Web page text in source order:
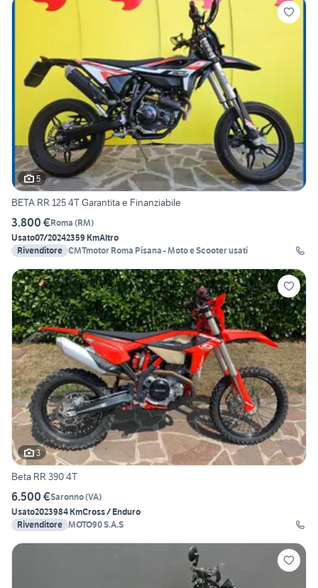
5
BETA RR 125 4T Garantita e Finanziabile
3.800 €Roma (RM)
Usato07/20242359 KmAltro
Rivenditore CMTmotor Roma Pisana - Moto e Scooter usati
3
Beta RR 390 4T
6.500 €Saronno(VA)
Usato2023984 KmCross / Enduro
Rivenditore MOTO90 S.A.S